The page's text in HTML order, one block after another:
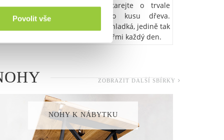
Povolit vše
dílem, tak se postarejte o trvale
bezpečné usazení tak velkého kusu dřeva.
Každodenní manipulace musí být hladká, jedině tak
budete spokojeni s posuvnými dveřmi každý den.
ZOBRAZIT DALŠÍ SBÍRKY
NOHY K NÁBYTKU